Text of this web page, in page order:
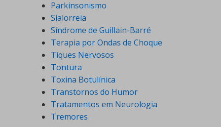
Parkinsonismo
Sialorreia
Síndrome de Guillain-Barré
Terapia por Ondas de Choque
Tiques Nervosos
Tontura
Toxina Botulínica
Transtornos do Humor
Tratamentos em Neurologia
Tremores